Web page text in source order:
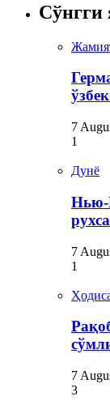
Сўнгги
7
1
Дунё
Нью-
7
1
7
3